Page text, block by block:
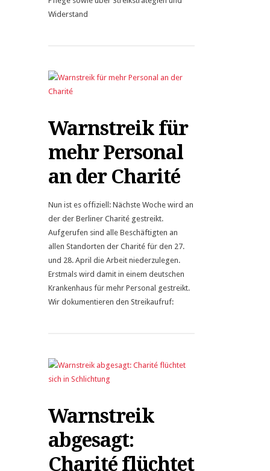
Widerstand
Warnstreik für
mehr Personal
an der Charité
Nun ist es offiziell: Nächste Woche wird an
der der Berliner Charité gestreikt.
Aufgerufen sind alle Beschäftigten an
allen Standorten der Charité für den 27.
und 28. April die Arbeit niederzulegen.
Erstmals wird damit in einem deutschen
Krankenhaus für mehr Personal gestreikt.
Wir dokumentieren den Streikaufruf:
Warnstreik
abgesagt:
Charité flüchtet